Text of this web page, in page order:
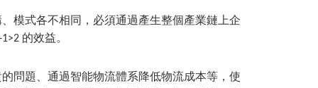
模式各不相同，必須通過產生整個產業鏈上企
的效益。
問題、通過智能物流體系降低物流成本等，使